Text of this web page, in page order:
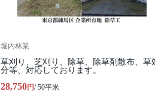
堀内林業
草刈り、芝刈り、除草、除草剤散布、草
分等、対応しております。
28,750円/ 50平米